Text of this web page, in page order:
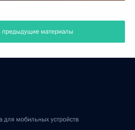
предыдущие материалы
для мобильных устройств